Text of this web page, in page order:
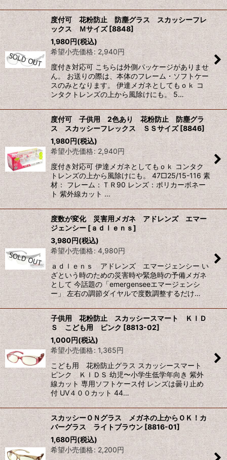
度付可 花粉防止 防塵グラス スカッシーフレ
ックス Ｍサイズ [8848]
1,980円(税込)
希望小売価格: 2,940円
度付き対応可 こちらは外側パッケージがありませ
ん。 お送りの際は、本体のフレーム・ソフトケー
スのみとなります。 伊達メガネとしてもｏｋ コ
ンタクトレンズの上から風除けにも。 5…
度付可 子供用 2色あり 花粉防止 防塵グラ
ス スカッシーフレックス ＳＳサイズ [8846]
1,980円(税込)
希望小売価格: 2,940円
度付き対応可 伊達メガネとしてもｏｋ コンタク
トレンズの上から風除けにも。 47□25/15-116 素
材： フレーム：ＴＲ90 レンズ：ポリカーボネー
ト 紫外線カット …
度数が変化 災害用メガネ アドレンズ エマー
ジェンシー [ ａｄｌｅｎｓ]
3,980円(税込)
希望小売価格: 4,980円
ａｄｌｅｎｓ アドレンズ エマージェンシー い
ざという時のための災害時や緊急時の予備メガネ
として 今話題の「emergenseeエマージェンシ
ー」 左右の調節ダイヤルで度数調整するだけ…
子供用 花粉防止 スカッシースマート ＫＩＤ
Ｓ こども用 ピンク [8813-02]
1,000円(税込)
希望小売価格: 1,365円
こども用 花粉防止グラス スカッシースマート
ピンク ＫＩＤＳ 幼児〜小学生低学年向き 紫外
線カット 専用ソフトケース付 レンズは曇り止め
付 UV４００カット 44…
スカッシーＯＮグラス メガネの上からＯＫ！カ
バーグラス ライトブラウン [8816-01]
1,680円(税込)
希望小売価格: 2,200円